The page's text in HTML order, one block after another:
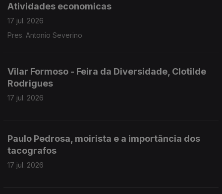
Atividades economicas
17 jul. 2026
Pres. Antonio Severino
Vilar Formoso - Feira da Diversidade, Clotilde
Rodrigues
17 jul. 2026
Paulo Pedrosa, moirista e a importância dos
tacografos
17 jul. 2026